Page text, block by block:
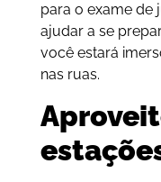
para o exame de
ajudar a se
você estará
nas ruas.